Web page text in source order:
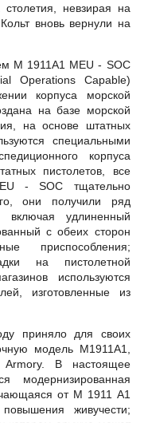
невзирая на
вновь вернули на
М 1911А1 МЕU - SOС
Operations Capable)
корпуса морской
на базе морской
на основе штатных
специальными
корпуса
пистолетов, все
- SOС тщательно
они получили ряд
включая удлиненный
с обеих сторон
приспособления;
на пистолетной
используются
изготовленные из
приняло для своих
модель М1911А1,
Armory. В настоящее
модернизированная
от М 1911 А1
живучести;